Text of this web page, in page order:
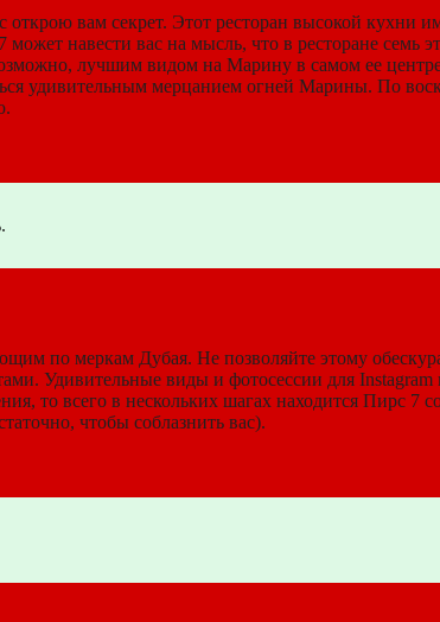
вам секрет. Этот ресторан высокой кухни
навести вас на мысль, что в ресторане семь
лучшим видом на Марину в самом ее
удивительным мерцанием огней Марины. По
по меркам Дубая. Не позволяйте этому
виды и фотосессии для Instagram
то всего в нескольких шагах находится Пирс
чтобы соблазнить вас).